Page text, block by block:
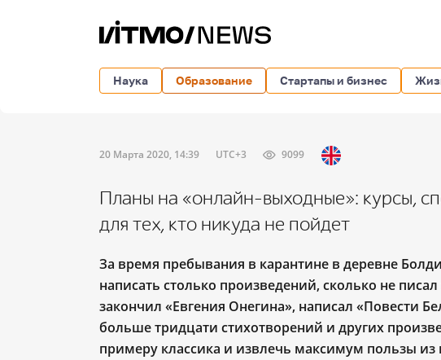
Наука Образование Стартапы и бизнес
20 Марта 2020, 14:39 UTC+3 9099
Планы на «онлайн-выходные»: курсы,
для тех, кто никуда не пойдет
За время пребывания в карантине в деревне
написать столько произведений, сколько не
закончил «Евгения Онегина», написал «Повести
больше тридцати стихотворений и других
примеру классика и извлечь максимум пользы